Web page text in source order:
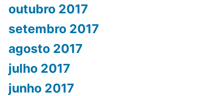
outubro 2017
setembro 2017
agosto 2017
julho 2017
junho 2017